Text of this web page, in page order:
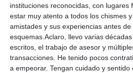
instituciones reconocidas, con lugares
estar muy atento a todos los chismes
amistades y sus experiencias antes
esquemas.Aclaro, llevo varias
escritos, el trabajo de asesor y
transacciones. He tenido pocos
a empeorar. Tengan cuidado y sentido